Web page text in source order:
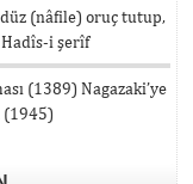
(nâfile) oruç tutup,
i şerîf
(1389) Nagazaki’ye
(1945)